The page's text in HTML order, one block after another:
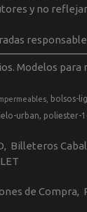
y no
Modelos para
bolsos-
urban poliester-
Billeteros
de Compra